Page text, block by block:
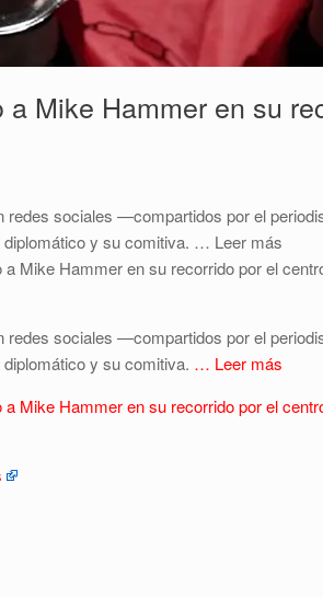
a Mike Hammer en su
sociales —compartidos por el
diplomático y su comitiva. … Leer más
a Mike Hammer en su recorrido por el
sociales —compartidos por el
y su comitiva. … Leer más
a Mike Hammer en su recorrido por el